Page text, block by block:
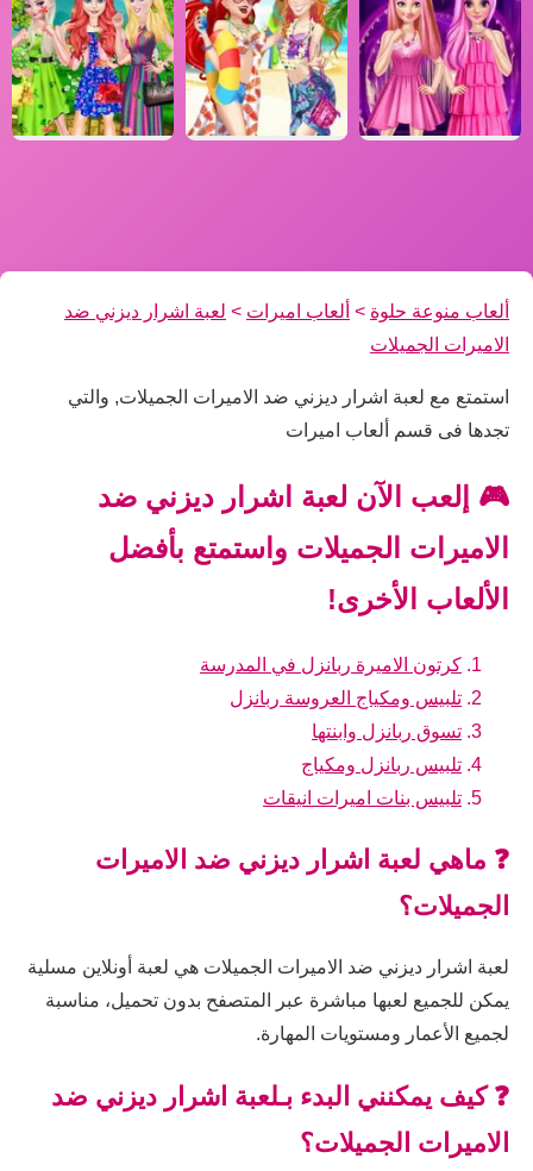
ألعاب منوعة حلوة > ألعاب اميرات > لعبة اشرار ديزني ضد
الاميرات الجميلات
استمتع مع لعبة اشرار ديزني ضد الاميرات الجميلات, والتي
تجدها فى قسم ألعاب اميرات
🎮 إلعب الآن لعبة اشرار ديزني ضد
الاميرات الجميلات واستمتع بأفضل
الألعاب الأخرى!
كرتون الاميرة ربانزل في المدرسة
تلبيس ومكياج العروسة ربانزل
تسوق ربانزل وابنتها
تلبيس ربانزل ومكياج
تلبيس بنات اميرات انيقات
❓ ماهي لعبة اشرار ديزني ضد الاميرات
الجميلات؟
لعبة اشرار ديزني ضد الاميرات الجميلات هي لعبة أونلاين مسلية
يمكن للجميع لعبها مباشرة عبر المتصفح بدون تحميل، مناسبة
لجميع الأعمار ومستويات المهارة.
❓ كيف يمكنني البدء بـلعبة اشرار ديزني ضد
الاميرات الجميلات؟